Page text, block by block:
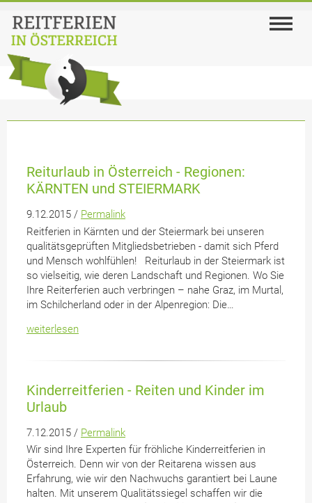
Reiturlaub in Österreich - Regionen:
KÄRNTEN und STEIERMARK
9.12.2015 / Permalink
Reitferien in Kärnten und der Steiermark bei unseren
qualitätsgeprüften Mitgliedsbetrieben - damit sich Pferd
und Mensch wohlfühlen! Reiturlaub in der Steiermark ist
so vielseitig, wie deren Landschaft und Regionen. Wo Sie
Ihre Reiterferien auch verbringen – nahe Graz, im Murtal,
im Schilcherland oder in der Alpenregion: Die…
weiterlesen
Kinderreitferien - Reiten und Kinder im
Urlaub
7.12.2015 / Permalink
Wir sind Ihre Experten für fröhliche Kinderreitferien in
Österreich. Denn wir von der Reitarena wissen aus
Erfahrung, wie wir den Nachwuchs garantiert bei Laune
halten. Mit unserem Qualitätssiegel schaffen wir die